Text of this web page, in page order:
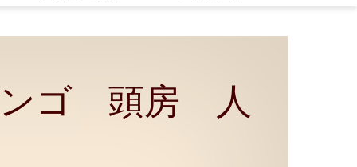
ゴ 頭房 人